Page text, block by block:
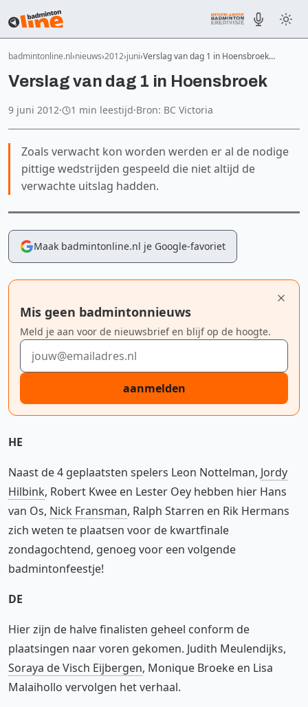
badmintonline.nl nieuws 2012 juni Verslag van dag 1 in Hoensbroek…
Verslag van dag 1 in Hoensbroek
9 juni 2012· 1 min leestijd·Bron: BC Victoria
Zoals verwacht kon worden werden er al de nodige
pittige wedstrijden gespeeld die niet altijd de
verwachte uitslag hadden.
Maak badmintonline.nl je Google-favoriet
Mis geen badmintonnieuws
Meld je aan voor de nieuwsbrief en blijf op de hoogte.
E-mailadres
aanmelden
HE
Naast de 4 geplaatsten spelers Leon Nottelman, Jordy
Hilbink, Robert Kwee en Lester Oey hebben hier Hans
van Os, Nick Fransman, Ralph Starren en Rik Hermans
zich weten te plaatsen voor de kwartfinale
zondagochtend, genoeg voor een volgende
badmintonfeestje!
DE
Hier zijn de halve finalisten geheel conform de
plaatsingen naar voren gekomen. Judith Meulendijks,
Soraya de Visch Eijbergen, Monique Broeke en Lisa
Malaihollo vervolgen het verhaal.